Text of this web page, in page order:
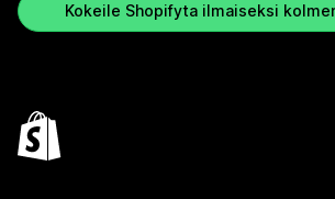
Kokeile Shopifyta ilmaiseksi